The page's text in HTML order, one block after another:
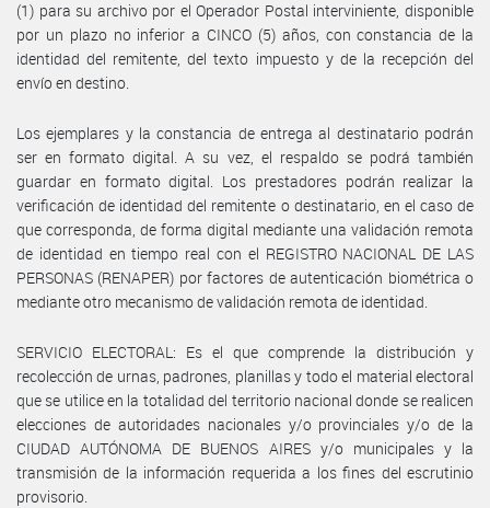
(1) para su archivo por el Operador Postal interviniente, disponible
por un plazo no inferior a CINCO (5) años, con constancia de la
identidad del remitente, del texto impuesto y de la recepción del
envío en destino.
Los ejemplares y la constancia de entrega al destinatario podrán
ser en formato digital. A su vez, el respaldo se podrá también
guardar en formato digital. Los prestadores podrán realizar la
verificación de identidad del remitente o destinatario, en el caso de
que corresponda, de forma digital mediante una validación remota
de identidad en tiempo real con el REGISTRO NACIONAL DE LAS
PERSONAS (RENAPER) por factores de autenticación biométrica o
mediante otro mecanismo de validación remota de identidad.
SERVICIO ELECTORAL: Es el que comprende la distribución y
recolección de urnas, padrones, planillas y todo el material electoral
que se utilice en la totalidad del territorio nacional donde se realicen
elecciones de autoridades nacionales y/o provinciales y/o de la
CIUDAD AUTÓNOMA DE BUENOS AIRES y/o municipales y la
transmisión de la información requerida a los fines del escrutinio
provisorio.